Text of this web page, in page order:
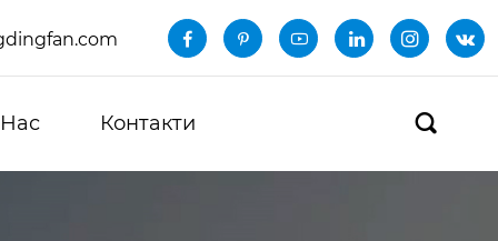
     
Контакти 